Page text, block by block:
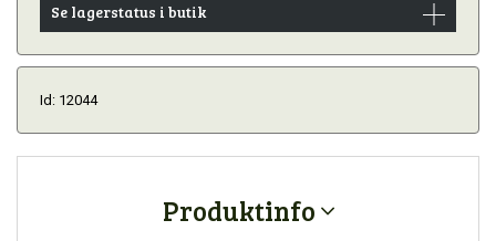
Se lagerstatus i butik
Id: 12044
Produktinfo